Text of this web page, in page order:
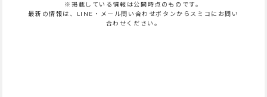
※掲載している情報は公開時点のものです。
最新の情報は、LINE・メール問い合わせボタンからスミコにお問い
合わせください。